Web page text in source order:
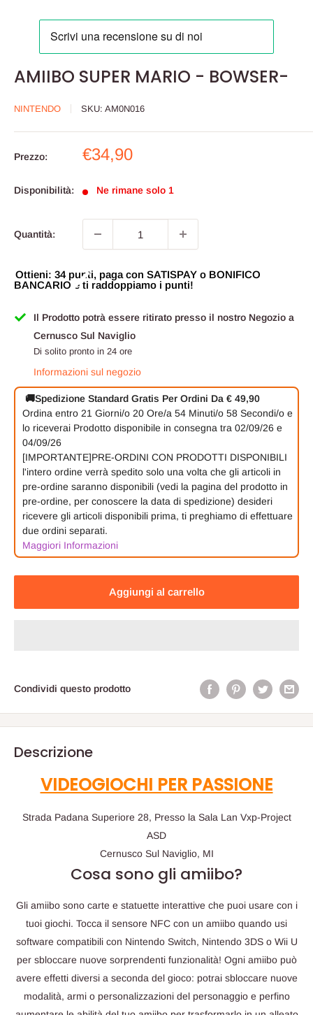
AMIIBO SUPER MARIO - BOWSER-
NINTENDO SKU: AM0N016
Prezzo:
Prezzo
€34,90
Disponibilità: Ne rimane solo 1
Quantità:
Ottieni: 34 punti, paga con SATISPAY o BONIFICO
BANCARIO e ti raddoppiamo i punti!
Il Prodotto potrà essere ritirato presso il nostro Negozio a
Cernusco Sul Naviglio
Di solito pronto in 24 ore
Informazioni sul negozio
🚚Spedizione Standard Gratis Per Ordini Da € 49,90
Ordina entro 21 Giorni/o 20 Ore/a 54 Minuti/o 57 Secondi/o e
lo riceverai Prodotto disponibile in consegna tra 02/09/26 e
04/09/26
[IMPORTANTE]PRE-ORDINI CON PRODOTTI DISPONIBILI
l'intero ordine verrà spedito solo una volta che gli articoli in
pre-ordine saranno disponibili (vedi la pagina del prodotto in
pre-ordine, per conoscere la data di spedizione) desideri
ricevere gli articoli disponibili prima, ti preghiamo di effettuare
due ordini separati.
Maggiori Informazioni
Aggiungi al carrello
Condividi questo prodotto
Descrizione
VIDEOGIOCHI PER PASSIONE
Strada Padana Superiore 28, Presso la Sala Lan Vxp-Project
ASD
Cernusco Sul Naviglio, MI
Cosa sono gli amiibo?
Gli amiibo sono carte e statuette interattive che puoi usare con i
tuoi giochi. Tocca il sensore NFC con un amiibo quando usi
software compatibili con Nintendo Switch, Nintendo 3DS o Wii U
per sbloccare nuove sorprendenti funzionalità! Ogni amiibo può
avere effetti diversi a seconda del gioco: potrai sbloccare nuove
modalità, armi o personalizzazioni del personaggio e perfino